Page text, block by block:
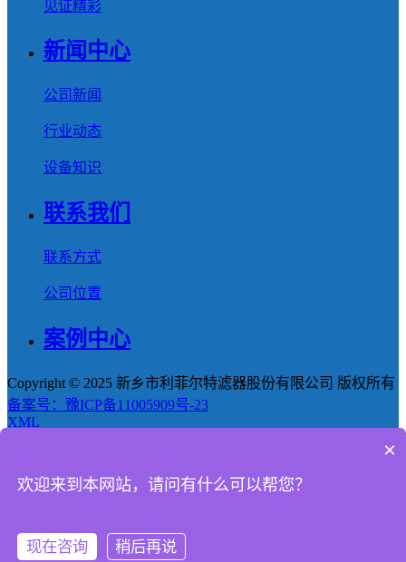
见证精彩
新闻中心
公司新闻
行业动态
设备知识
联系我们
联系方式
公司位置
案例中心
Copyright © 2025 新乡市利菲尔特滤器股份有限公司 版权所有
备案号：豫ICP备11005909号-23
XML
产品
新闻
×
欢迎来到本网站，请问有什么可以帮您？
现在咨询 稍后再说